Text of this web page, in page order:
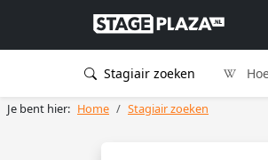
Stagiair zoeken
Je bent hier: Home Stagiair zoeken